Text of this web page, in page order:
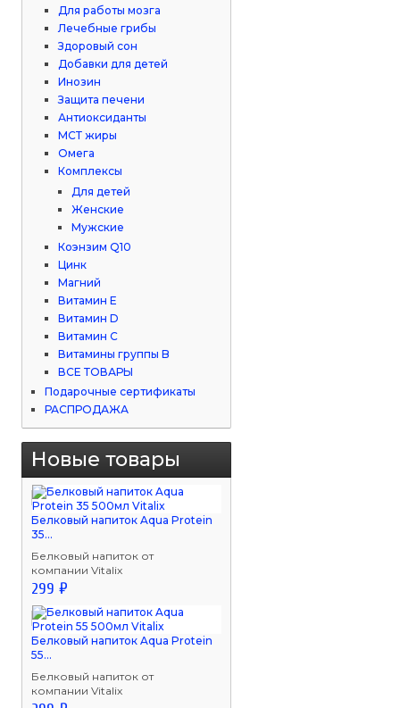
Для работы мозга
Лечебные грибы
Здоровый сон
Добавки для детей
Инозин
Защита печени
Антиоксиданты
МСТ жиры
Омега
Комплексы
Для детей
Женские
Мужские
Коэнзим Q10
Цинк
Магний
Витамин Е
Витамин D
Витамин С
Витамины группы B
ВСЕ ТОВАРЫ
Подарочные сертификаты
РАСПРОДАЖА
Новые товары
Белковый напиток Aqua Protein
35...
Белковый напиток от
компании Vitalix
299 ₽
Белковый напиток Aqua Protein
55...
Белковый напиток от
компании Vitalix